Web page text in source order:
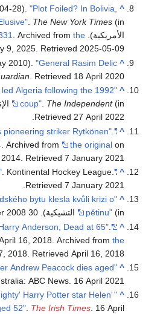
^
28)."Plot Foiled? In Bolivia,
. The New York Times
الأمريكية).
. Archived fromthe
9, 2025. Retrieved2025-05-09
^
2010)."General Rasim Delic
. Retrieved 18 April 2020
^
led Algeria following the 1992
coup" The Independent(in الإنجليزية). 29 April 2013
Retrieved 27 April 2022
^
"Finland mourns pioneering striker Rytkönen"
.
Archived from
the original on
. Retrieved7 January 2021
^
"RIP Valery Belousov"
. Kontinental Hockey League .
Retrieved7 January 2021
^
bytu klesla kvůli krizi o
pětinu" (in التشيكية). 30 October 2008.
^
"
'Night Court' Star, Harry Anderson, Dead at 65"
.
16, 2018. Archived fromthe
2018 . RetrievedApril 16, 2018
^
Andrew Peacock dies aged
ABC News. 16 April 2021.
^
"
Harry Potter star Helen
52". The Irish Times. 16 April